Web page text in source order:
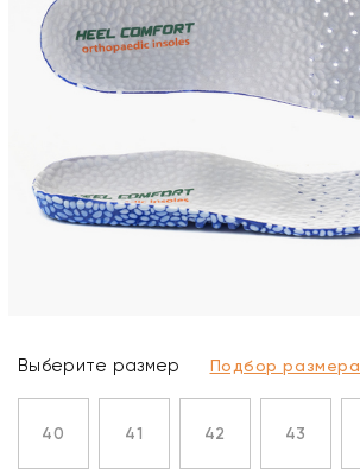
Выберите размер Подбор размера
40 41 42 43